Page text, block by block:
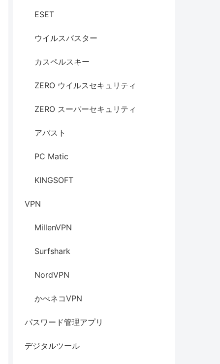
ESET
ウイルスバスター
カスペルスキー
ZERO ウイルスセキュリティ
ZERO スーパーセキュリティ
アバスト
PC Matic
KINGSOFT
VPN
MillenVPN
Surfshark
NordVPN
かべネコVPN
パスワード管理アプリ
デジタルツール